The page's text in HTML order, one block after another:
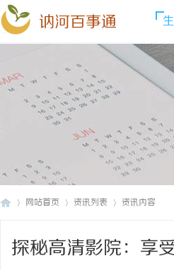
讷河百事通
网站首页 资讯列表 资讯内容
探秘高清影院：享